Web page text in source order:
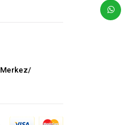
Merkez/